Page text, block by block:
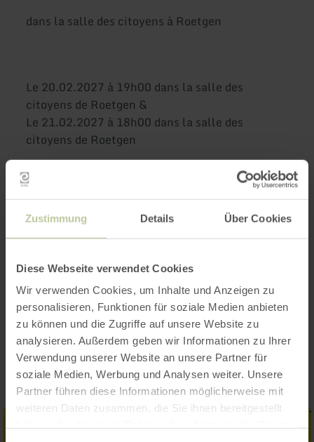
Zustimmung Details Über Cookies
Diese Webseite verwendet Cookies
Wir verwenden Cookies, um Inhalte und Anzeigen zu
personalisieren, Funktionen für soziale Medien anbieten
zu können und die Zugriffe auf unsere Website zu
analysieren. Außerdem geben wir Informationen zu Ihrer
Verwendung unserer Website an unsere Partner für
soziale Medien, Werbung und Analysen weiter. Unsere
Partner führen diese Informationen möglicherweise mit
weiteren Daten zusammen, die Sie ihnen bereitgestellt
dans la salle des citoyens à Roetgen
Le 20.02.2027 à 19h00 dans la salle des
citoyens de Roetgen &
Le 21.02.2027 à 18h00 dans la salle des
citoyens de Roetgen
Les billets sont disponibles aux points de vente
habituels
ainsi que par la hotline Tel.: +49651
9790777 ou en ligne surwww.ticket-
regional.de/roetgen
Impressions